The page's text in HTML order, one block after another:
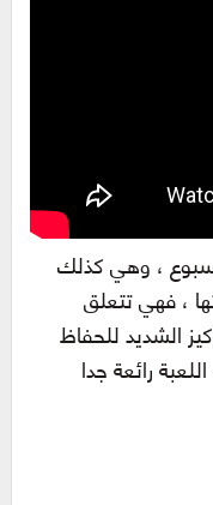
، وهي كذلك
، فهي تتعلق
الشديد للحفاظ
رائعة جدا